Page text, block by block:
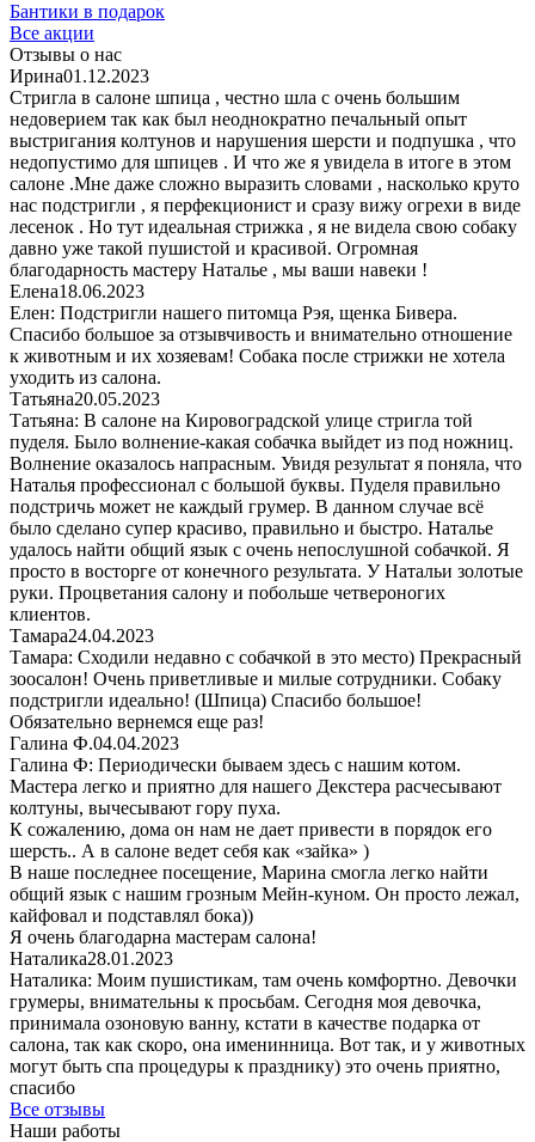
Бантики в подарок
Все акции
Отзывы о нас
Ирина01.12.2023
Стригла в салоне шпица , честно шла с очень большим
недоверием так как был неоднократно печальный опыт
выстригания колтунов и нарушения шерсти и подпушка , что
недопустимо для шпицев . И что же я увидела в итоге в этом
салоне .Мне даже сложно выразить словами , насколько круто
нас подстригли , я перфекционист и сразу вижу огрехи в виде
лесенок . Но тут идеальная стрижка , я не видела свою собаку
давно уже такой пушистой и красивой. Огромная
благодарность мастеру Наталье , мы ваши навеки !
Елена18.06.2023
Елен: Подстригли нашего питомца Рэя, щенка Бивера.
Спасибо большое за отзывчивость и внимательно отношение
к животным и их хозяевам! Собака после стрижки не хотела
уходить из салона.
Татьяна20.05.2023
Татьяна: В салоне на Кировоградской улице стригла той
пуделя. Было волнение-какая собачка выйдет из под ножниц.
Волнение оказалось напрасным. Увидя результат я поняла, что
Наталья профессионал с большой буквы. Пуделя правильно
подстричь может не каждый грумер. В данном случае всё
было сделано супер красиво, правильно и быстро. Наталье
удалось найти общий язык с очень непослушной собачкой. Я
просто в восторге от конечного результата. У Натальи золотые
руки. Процветания салону и побольше четвероногих
клиентов.
Тамара24.04.2023
Тамара: Сходили недавно с собачкой в это место) Прекрасный
зоосалон! Очень приветливые и милые сотрудники. Собаку
подстригли идеально! (Шпица) Спасибо большое!
Обязательно вернемся еще раз!
Галина Ф.04.04.2023
Галина Ф: Периодически бываем здесь с нашим котом.
Мастера легко и приятно для нашего Декстера расчесывают
колтуны, вычесывают гору пуха.
К сожалению, дома он нам не дает привести в порядок его
шерсть.. А в салоне ведет себя как «зайка» )
В наше последнее посещение, Марина смогла легко найти
общий язык с нашим грозным Мейн-куном. Он просто лежал,
кайфовал и подставлял бока))
Я очень благодарна мастерам салона!
Наталика28.01.2023
Наталика: Моим пушистикам, там очень комфортно. Девочки
грумеры, внимательны к просьбам. Сегодня моя девочка,
принимала озоновую ванну, кстати в качестве подарка от
салона, так как скоро, она именинница. Вот так, и у животных
могут быть спа процедуры к празднику) это очень приятно,
спасибо
Все отзывы
Наши работы